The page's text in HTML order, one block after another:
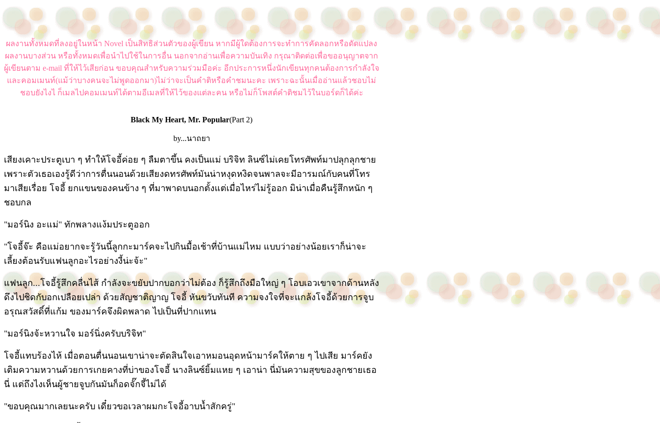
ผลงานทั้งหมดที่ลงอยู่ในหน้า Novel เป็นสิทธิส่วนตัวของผู้เขียน หากมีผู้ใดต้องการจะทำการคัดลอกหรือดัดแปลง
ผลงานบางส่วน หรือทั้งหมดเพื่อนำไปใช้ในการอื่น นอกจากอ่านเพื่อความบันเทิง กรุณาติดต่อเพื่อขออนุญาตจาก
ผู้เขียนตาม e-mail ที่ให้ไว้เสียก่อน ขอบคุณสำหรับความร่วมมือค่ะ อีกประการหนึ่งนักเขียนทุกคนต้องการกำลังใจ
และคอมเมนท์(แม้ว่าบางคนจะไม่พูดออกมา)ไม่ว่าจะเป็นคำติหรือคำชมนะคะ เพราะฉะนั้นเมื่ออ่านแล้วชอบไม่
ชอบยังไงไ ก็เมลไปคอมเมนท์ได้ตามอีเมลที่ให้ไว้ของแต่ละคน หรือไม่ก็โพสต์คำติชมไว้ในบอร์ดก็ได้ค่ะ
Black My Heart, Mr. Popular(Part 2)
by...นาถยา
เสียงเคาะประตูเบา ๆ ทำให้โจอี้ค่อย ๆ ลืมตาขึ้น คงเป็นแม่ บริจิท ลินซ์ไม่เคยโทรศัพท์มาปลุกลุกชาย
เพราะตัวเธอเองรู้ดีว่าการตื่นนอนด้วยเสียงดทรศัพท์มันน่าหงุดหงิดจนพาลจะมีอารมณ์กับคนที่โทร
มาเสียเรื่อย โจอี้ ยกแขนของคนข้าง ๆ ที่มาพาดบนอกตั้งแต่เมื่อไหร่ไม่รู้ออก มิน่าเมื่อคืนรู้สึกหนัก ๆ
ชอบกล
"มอร์นิง อะแม่" ทักพลางแง้มประตูออก
"โจอี้จ๊ะ คือแม่อยากจะรู้วันนี้ลูกกะมาร์คจะไปกินมื้อเช้าที่บ้านแม่ไหม แบบว่าอย่างน้อยเราก็น่าจะ
เลี้ยงต้อนรับแฟนลูกอะไรอย่างงี้น่ะจ้ะ"
แฟนลูก...โจอี้รู้สึกคลื่นไส้ กำลังจะขยับปากบอกว่าไม่ต้อง ก็รู้สึกถึงมือใหญ่ ๆ โอบเอวเขาจากด้านหลัง
ดึงไปชิดกับอกเปลือยเปล่า ด้วยสัญชาติญาญ โจอี้ หันขวับทันที ความจงใจที่จะแกล้งโจอี้ด้วยการจูบ
อรุณสวัสดิ์ที่แก้ม ของมาร์คจึงผิดพลาด ไปเป็นที่ปากแทน
"มอร์นิงจ้ะหวานใจ มอร์นิ่งครับบริจิท"
โจอี้แทบร้องไห้ เมื่อตอนตื่นนอนเขาน่าจะตัดสินใจเอาหมอนอุดหน้ามาร์คให้ตาย ๆ ไปเสีย มาร์คยัง
เติมความหวานด้วยการเกยคางที่บ่าของโจอี้ นางลินซ์ยิ้มแหย ๆ เอาน่า นี่มันความสุขของลูกชายเธอ
นี่ แต่ถึงไงเห็นผู้ชายจูบกันมันก็อดจั๊กจี้ไม่ได้
"ขอบคุณมากเลยนะครับ เดี๋ยวขอเวลาผมกะโจอี้อาบน้ำสักครู่"